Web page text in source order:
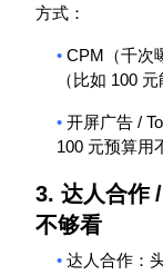
方式：
• CPM （千
（比如 100 元
• 开屏广告 /
100 元预算用
3. 达人合作/
不够看
• 达人合作：